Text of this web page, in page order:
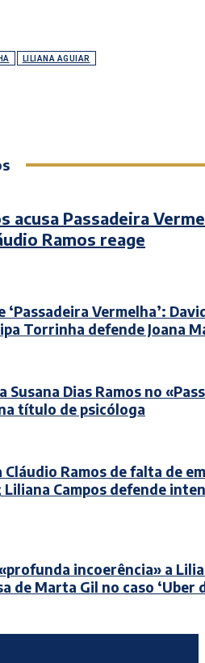
LILIANA AGUIAR
acusa Passadeira
Ramos reage
Vermelha’:
Torrinha defende Joana
Dias Ramos no
título de psicóloga
Ramos de falta de
Campos defende
incoerência» a
de Marta Gil no caso ‘Uber